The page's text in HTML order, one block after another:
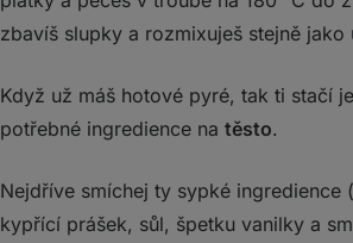
zbavíš slupky a rozmixuješ stejně jako
Když už máš hotové pyré, tak ti stačí
potřebné ingredience natěsto.
Nejdříve smíchej ty sypké ingredience
kypřící prášek, sůl, špetku vanilky a